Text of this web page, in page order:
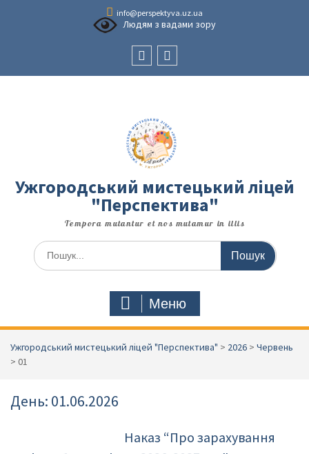
info@perspektyva.uz.ua
Людям з вадами зору
Ужгородський мистецький ліцей
"Перспектива"
Tempora mutantur et nos mutamur in illis
Шукати:
Меню
Ужгородський мистецький ліцей "Перспектива" > 2026 > Червень
> 01
День: 01.06.2026
Наказ “Про зарахування